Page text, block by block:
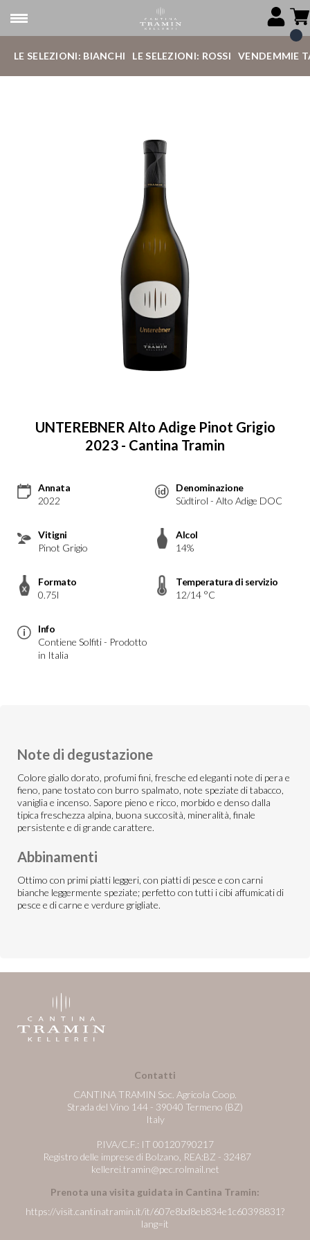
LE SELEZIONI: BIANCHI LE SELEZIONI: ROSSI VENDEMMIE
UNTEREBNER Alto Adige Pinot Grigio
2023 - Cantina Tramin
Annata
2022
Denominazione
Südtirol - Alto Adige DOC
Vitigni
Pinot Grigio
Alcol
14%
Formato
0.75l
Temperatura di servizio
12/14 °C
Info
Contiene Solfiti - Prodotto
in Italia
Note di degustazione
Colore giallo dorato, profumi fini, fresche ed eleganti note di pera e
fieno, pane tostato con burro spalmato, note speziate di tabacco,
vaniglia e incenso. Sapore pieno e ricco, morbido e denso dalla
tipica freschezza alpina, buona succosità, mineralità, finale
persistente e di grande carattere.
Abbinamenti
Ottimo con primi piatti leggeri, con piatti di pesce e con carni
bianche leggermente speziate; perfetto con tutti i cibi affumicati di
pesce e di carne e verdure grigliate.
Contatti
CANTINA TRAMIN Soc. Agricola Coop.
Strada del Vino 144 - 39040 Termeno (BZ)
Italy
P.IVA/C.F.: IT 00120790217
Registro delle imprese di Bolzano, REA:BZ - 32487
kellerei.tramin@pec.rolmail.net
Prenota una visita guidata in Cantina Tramin:
https://visit.cantinatramin.it/it/607e8bd8eb834e1c60398831?
lang=it